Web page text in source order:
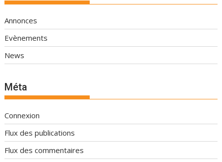
Annonces
Evènements
News
Méta
Connexion
Flux des publications
Flux des commentaires